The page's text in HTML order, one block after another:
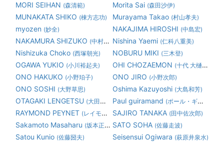
MORI SEIHAN (森清範) Morita Sai (森田沙伊)
MUNAKATA SHIKO (棟方志功) Murayama Takao (村山孝夫)
myozen (妙全) NAKAJIMA HIROSHI (中島宏)
NAKAMURA SHIZUKO (中村静子) Nishina Yaemi (仁科八重美)
Nishizuka Choko (西塚朝光) NOBURU MIKI (三木登)
OGAWA YUKIO (小川裕起夫) OHI CHOZAEMON (十代 大樋長左衛門)
ONO HAKUKO (小野珀子) ONO JIRO (小野次郎)
ONO SOSHI (大野草思) Oshima Kazuyoshi (大島和芳)
OTAGAKI LENGETSU (大田垣蓮月) Paul guiramand (ポール・ギヤマン)
RAYMOND PEYNET (レイモン・ペイネ) SAJIRO TANAKA (田中佐次郎)
Sakamoto Masaharu (坂本正春) SATO SOHA (佐藤走波)
Satou Kunio (佐藤圀夫) Seisensui Ogiwara (萩原井泉水)